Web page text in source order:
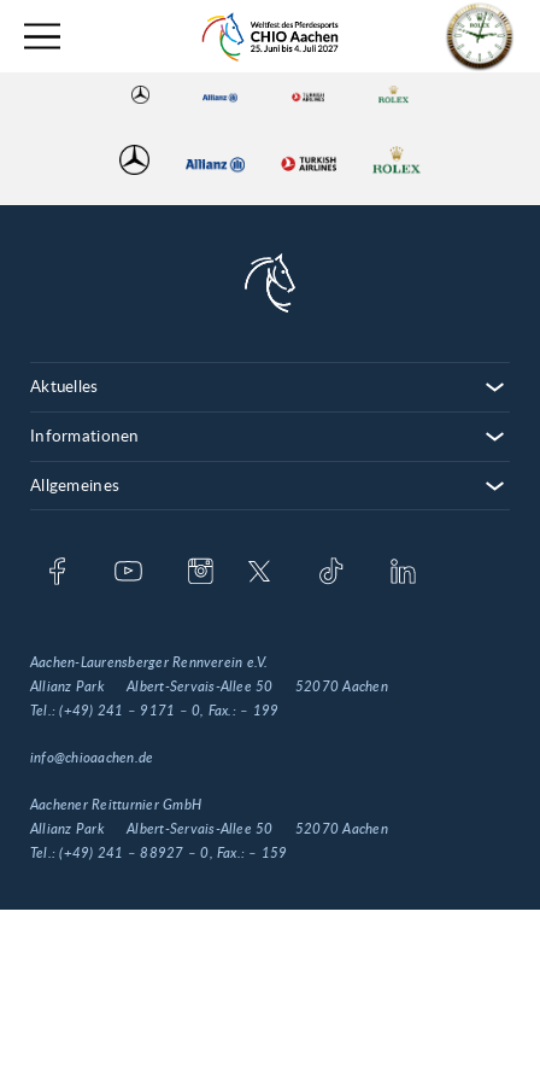
Aktuelles
Informationen
Allgemeines
Aachen-Laurensberger Rennverein e.V.
Allianz Park
Albert-Servais-Allee 50
52070 Aachen
Tel.:(+49) 241 – 9171 – 0 , Fax.: – 199
info@chioaachen.de
Aachener Reitturnier GmbH
Allianz Park
Albert-Servais-Allee 50
52070 Aachen
Tel.:(+49) 241 – 88927 – 0 , Fax.: – 159